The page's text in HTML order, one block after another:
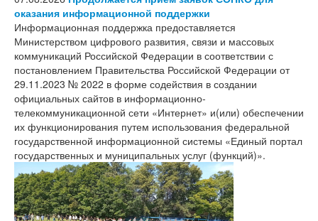
оказания информационной поддержки
Информационная поддержка предоставляется
Министерством цифрового развития, связи и массовых
коммуникаций Российской Федерации в соответствии с
постановлением Правительства Российской Федерации от
29.11.2023 № 2022 в форме содействия в создании
официальных сайтов в информационно-
телекоммуникационной сети «Интернет» и(или) обеспечении
их функционирования путем использования федеральной
государственной информационной системы «Единый портал
государственных и муниципальных услуг (функций)».